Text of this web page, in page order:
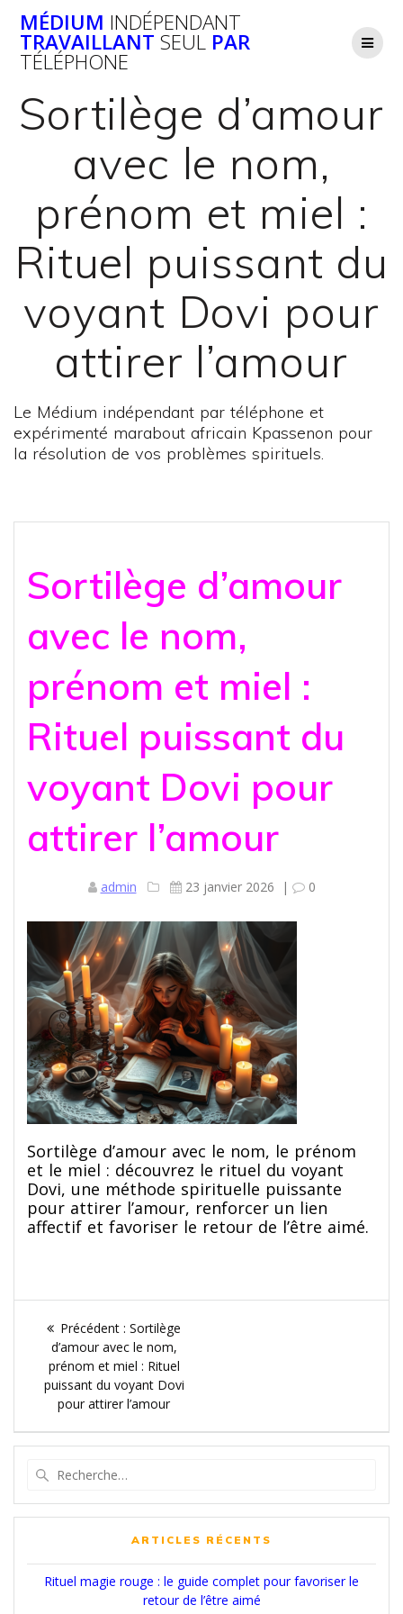
au
contenu
MÉDIUM INDÉPENDANT
TRAVAILLANT SEUL PAR
TÉLÉPHONE
Sortilège d’amour
avec le nom,
prénom et miel :
Rituel puissant du
voyant Dovi pour
attirer l’amour
Le Médium indépendant par téléphone et
expérimenté marabout africain Kpassenon pour
la résolution de vos problèmes spirituels.
Sortilège d’amour
avec le nom,
prénom et miel :
Rituel puissant du
voyant Dovi pour
attirer l’amour
admin 23 janvier 2026 | 0
Sortilège d’amour avec le nom, le prénom
et le miel : découvrez le rituel du voyant
Dovi, une méthode spirituelle puissante
pour attirer l’amour, renforcer un lien
affectif et favoriser le retour de l’être aimé.
Navigation
de
l’article
Précédent : Article
précédent
:
Sortilège
d’amour avec le nom,
prénom et miel : Rituel
puissant du voyant Dovi
pour attirer l’amour
:
ARTICLES RÉCENTS
Rituel magie rouge : le guide complet pour favoriser le
retour de l’être aimé